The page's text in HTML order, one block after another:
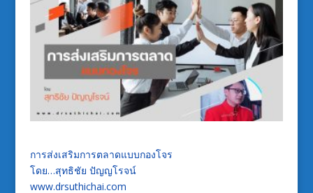
การส่งเสริมการตลาดแบบกองโจร
โดย…สุทธิชัย ปัญญโรจน์
www.drsuthichai.com